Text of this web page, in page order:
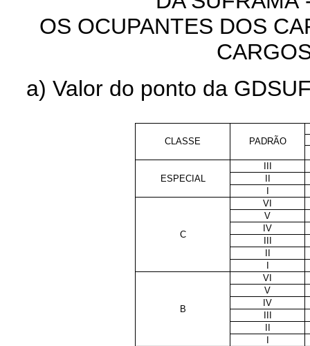
OS OCUPANTES DOS
a) Valor do ponto da
CLASSE PADRÃO
ESPECIAL
III
II
I
C
VI
V
IV
III
II
I
B
VI
V
IV
III
II
I